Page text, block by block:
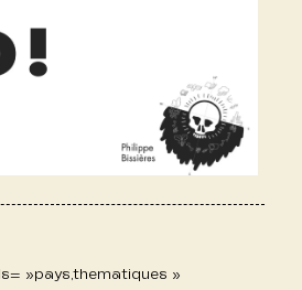
»pays,thematiques »